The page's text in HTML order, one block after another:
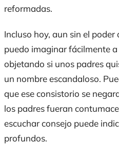
reformadas.
Incluso hoy, aun sin el
puedo imaginar fácilmente
objetando si unos padres
un nombre escandaloso.
que ese consistorio se
los padres fueran
escuchar consejo puede
profundos.